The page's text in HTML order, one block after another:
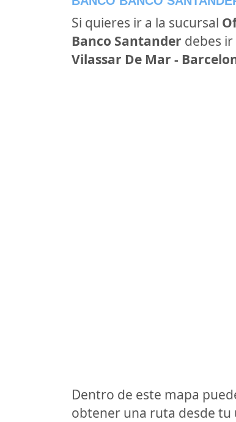
Si quieres ir a la sucursal
Banco Santander debes
Vilassar De Mar -
Dentro de este mapa
obtener una ruta desde tu